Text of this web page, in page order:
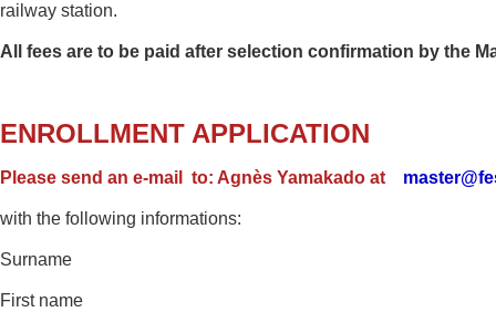
railway station.
All fees are to be paid after selection confirmation by the
ENROLLMENT APPLICATION
Please send an e-mail to: Agnès Yamakado at
with the following informations:
Surname
First name